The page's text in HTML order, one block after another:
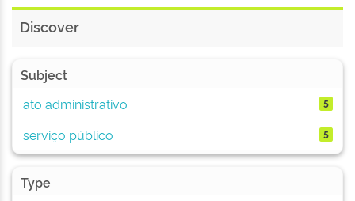
Discover
Subject
ato administrativo
5
serviço público 5
Type